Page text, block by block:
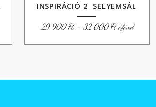
INSPIRÁCIÓ 2. SELYEMSÁL
29 900Ft – 32 000FtÁrtartomány:
29
-
áfával